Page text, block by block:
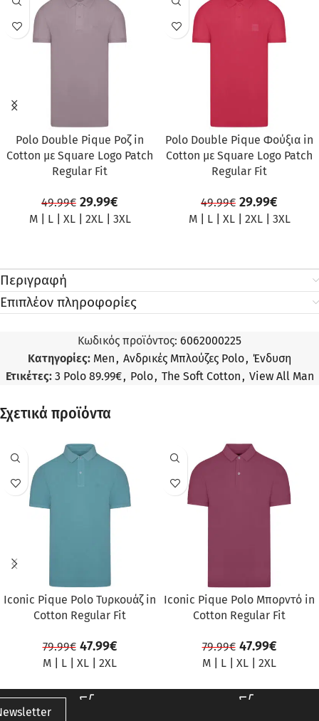
ΠΡΟΣΦΟΡΆ
Polo Double Pique Ροζ in
Cotton με Square Logo Patch
Regular Fit
49.99€ 29.99€
M| L| XL| 2XL| 3XL
ΠΡΟΣΦΟΡΆ
Polo Double Pique Φούξια in
Cotton με Square Logo Patch
Regular Fit
49.99€ 29.99€
M| L| XL| 2XL| 3XL
Περιγραφή
Επιπλέον πληροφορίες
Κωδικός προϊόντος: 6062000225
Κατηγορίες: Men, Ανδρικές Μπλούζες Polo, Ένδυση
Ετικέτες: 3 Polo 89.99€, Polo, The Soft Cotton, View All Man
Σχετικά προϊόντα
ΠΡΟΣΦΟΡΆ
Iconic Pique Polo Τυρκουάζ in
Cotton Regular Fit
79.99€ 47.99€
M L XL 2XL
ΠΡΟΣΦΟΡΆ
Iconic Pique Polo Μπορντό in
Cotton Regular Fit
79.99€ 47.99€
M L XL 2XL